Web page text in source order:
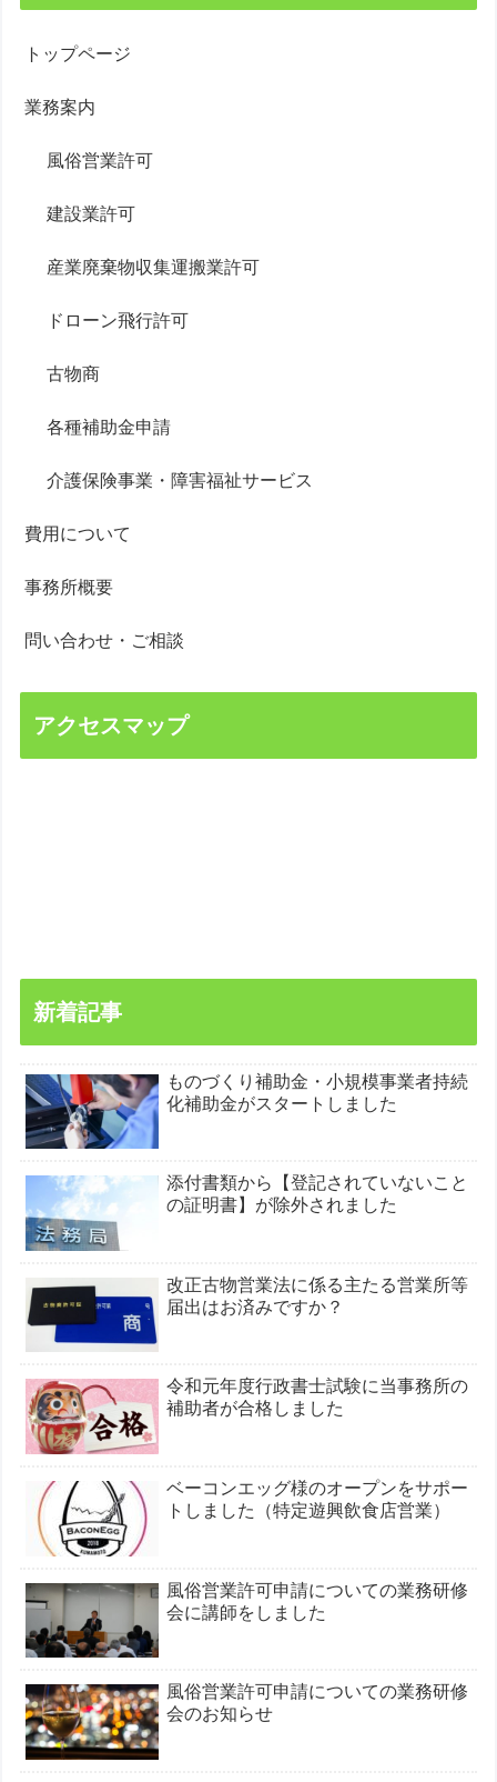
トップページ
業務案内
風俗営業許可
建設業許可
産業廃棄物収集運搬業許可
ドローン飛行許可
古物商
各種補助金申請
介護保険事業・障害福祉サービス
費用について
事務所概要
問い合わせ・ご相談
アクセスマップ
新着記事
ものづくり補助金・小規模事業者持続
化補助金がスタートしました
添付書類から【登記されていないこと
の証明書】が除外されました
改正古物営業法に係る主たる営業所等
届出はお済みですか？
令和元年度行政書士試験に当事務所の
補助者が合格しました
ベーコンエッグ様のオープンをサポー
トしました（特定遊興飲食店営業）
風俗営業許可申請についての業務研修
会に講師をしました
風俗営業許可申請についての業務研修
会のお知らせ